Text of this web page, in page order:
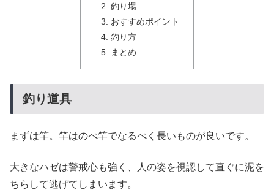
釣り場
おすすめポイント
釣り方
まとめ
釣り道具
まずは竿。竿はのべ竿でなるべく長いものが良いです。
大きなハゼは警戒心も強く、人の姿を視認して直ぐに泥を
ちらして逃げてしまいます。